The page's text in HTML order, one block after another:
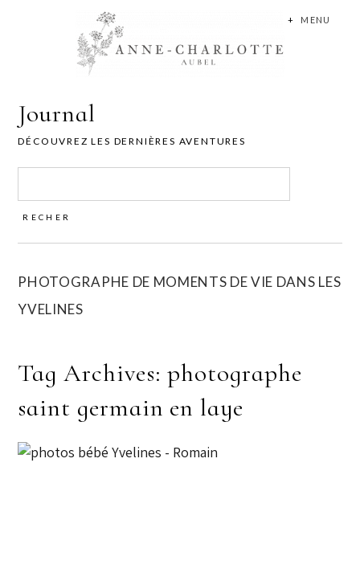
MENU
+
Journal
DÉCOUVREZ LES DERNIÈRES AVENTURES
PHOTOGRAPHE DE MOMENTS DE VIE DANS LES
YVELINES
Tag Archives:photographe
saint germain en laye